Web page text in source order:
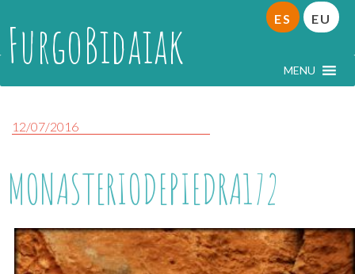
FurgoBidaiak MENU
ES EU
12/07/2016
MONASTERIODEPIEDRA172